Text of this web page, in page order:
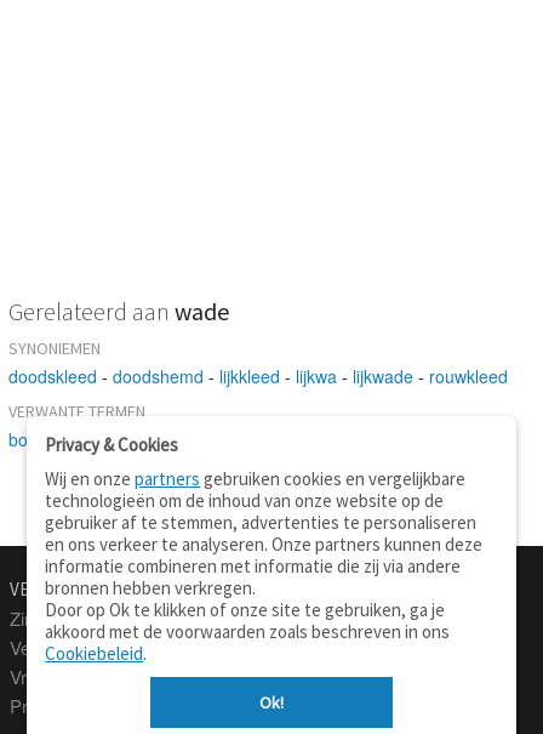
Gerelateerd aan wade
SYNONIEMEN
doodskleed - doodshemd - lijkkleed - lijkwa - lijkwade - rouwkleed
VERWANTE TERMEN
bovenkleed
VERTALEN.NU
Zinnen vertalen
Verklarend woordenboek
Vraagbaak
Professionele vertaling
Over deze site
Privacy
Privacy & Cookies
Wij en onzepartners gebruiken cookies en vergelijkbare
technologieën om de inhoud van onze website op de
gebruiker af te stemmen, advertenties te personaliseren
en ons verkeer te analyseren. Onze partners kunnen deze
informatie combineren met informatie die zij via andere
bronnen hebben verkregen.
Door op Ok te klikken of onze site te gebruiken, ga je
akkoord met de voorwaarden zoals beschreven in ons
Cookiebeleid.
Ok!